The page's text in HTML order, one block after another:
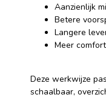
Aanzienlijk
Betere
Langere
Meer
Deze werkwijze
schaalbaar,